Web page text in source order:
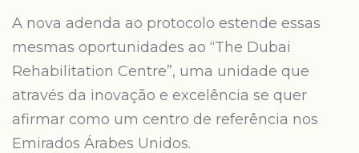
A nova adenda ao protocolo estende essas
mesmas oportunidades ao “The Dubai
Rehabilitation Centre”, uma unidade que
através da inovação e excelência se quer
afirmar como um centro de referência nos
Emirados Árabes Unidos.